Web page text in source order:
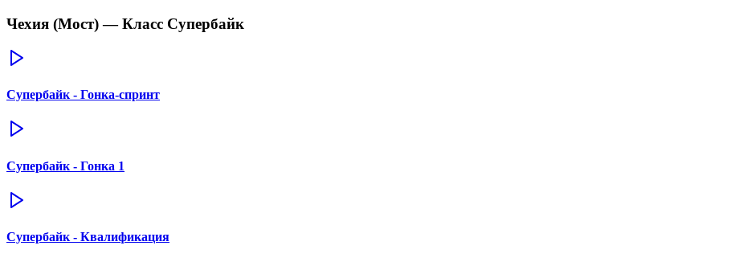
Чехия (Мост)— Класс Супербайк
Супербайк - Гонка-спринт
Супербайк - Гонка 1
Супербайк - Квалификация